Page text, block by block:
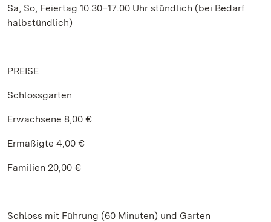
Sa, So, Feiertag 10.30–17.00 Uhr stündlich (bei Bedarf
halbstündlich)
PREISE
Schlossgarten
Erwachsene 8,00 €
Ermäßigte 4,00 €
Familien 20,00 €
Schloss mit Führung (60 Minuten) und Garten